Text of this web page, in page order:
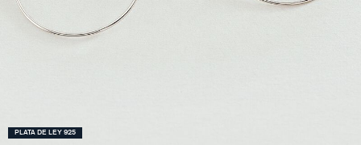
PLATA DE LEY 925